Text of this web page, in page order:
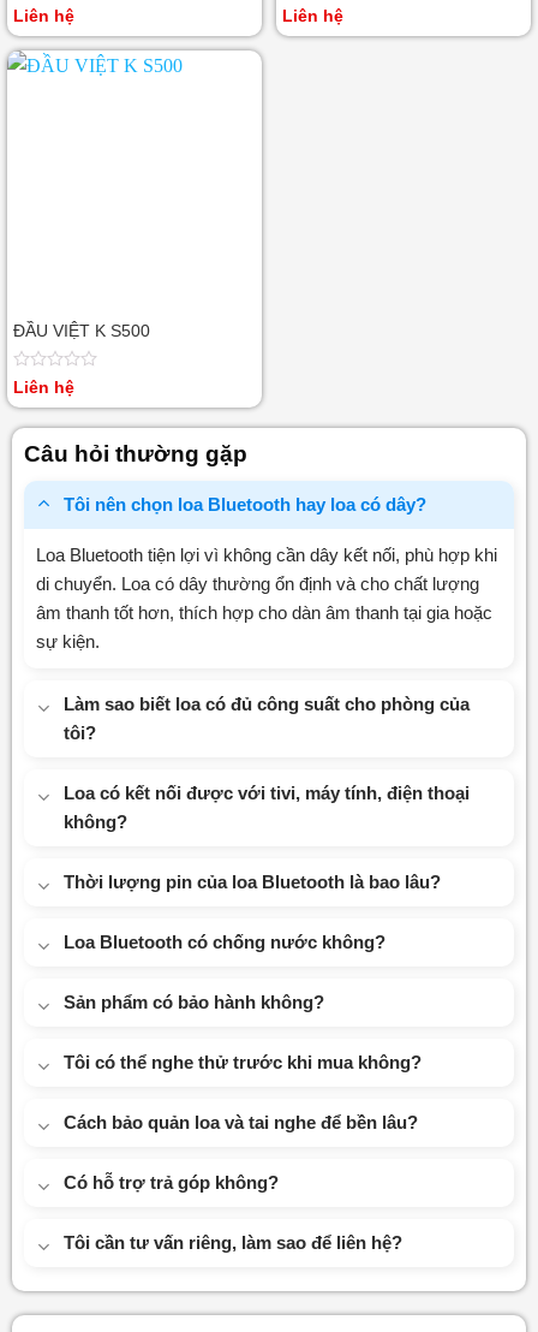
Được
hạng
0
Liên hệ
Được
Liên hệ
ĐẦU VIỆT K S500
Được
0
Liên hệ
Câu hỏi thường gặp
Tôi nên chọn loa Bluetooth hay loa có dây?
Loa Bluetooth tiện lợi vì không cần dây kết nối, phù hợp khi
di chuyển. Loa có dây thường ổn định và cho chất lượng
âm thanh tốt hơn, thích hợp cho dàn âm thanh tại gia hoặc
sự kiện.
Làm sao biết loa có đủ công suất cho phòng của
tôi?
Loa có kết nối được với tivi, máy tính, điện thoại
không?
Thời lượng pin của loa Bluetooth là bao lâu?
Loa Bluetooth có chống nước không?
Sản phẩm có bảo hành không?
Tôi có thể nghe thử trước khi mua không?
Cách bảo quản loa và tai nghe để bền lâu?
Có hỗ trợ trả góp không?
Tôi cần tư vấn riêng, làm sao để liên hệ?